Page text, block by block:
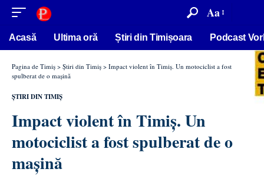
conținut Aa
Acasă Ultima oră Știri din Timișoara Podcast
Pagina de Timiș > Știri din Timiș > Impact violent în Timiș. Un motociclist a fost
spulberat de o mașină
ȘTIRI DIN TIMIȘ
Impact violent în Timiș. Un
motociclist a fost spulberat de o
mașină